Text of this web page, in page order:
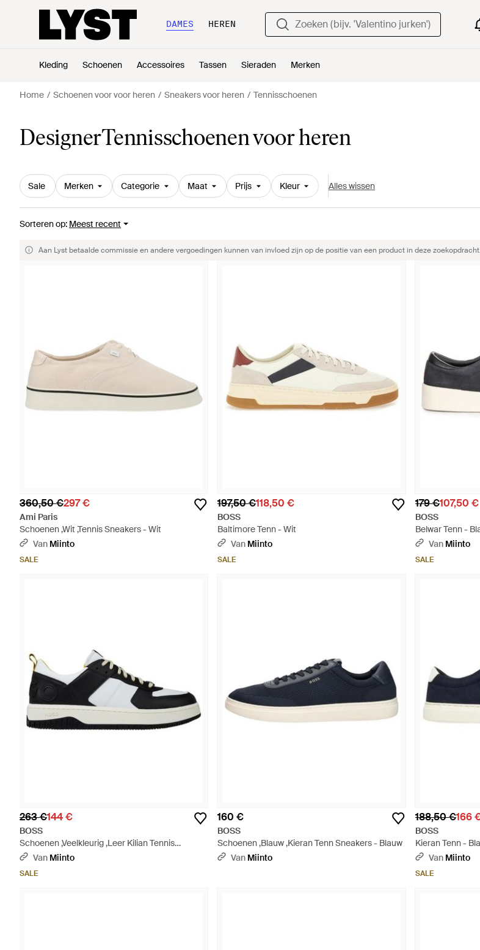
DAMES HEREN
Kleding Schoenen Accessoires Tassen Sieraden Merken
Home Schoenen voor voor heren Sneakers voor heren Tennisschoenen
DesignerTennisschoenen voor heren
Sale Merken Categorie Maat Prijs Kleur Alles wissen
Sorteren op: Meest recent
Aan Lyst betaalde commissie en andere vergoedingen kunnen van invloed zijn op de positie van een product in deze
360,50 €297 €
Ami Paris
Schoenen ,Wit ,Tennis Sneakers - Wit
Van Miinto
SALE
197,50 €118,50 €
BOSS
Baltimore Tenn - Wit
Van Miinto
SALE
179 €107,50 €
BOSS
Belwar Tenn -
Van Miinto
SALE
263 €144 €
BOSS
Schoenen ,Veelkleurig ,Leer Kilian Tennis
Sneakers - Zwart
Van Miinto
SALE
160 €
BOSS
Schoenen ,Blauw ,Kieran Tenn Sneakers - Blauw
Van Miinto
188,50 €166
BOSS
Kieran Tenn -
Van Miinto
SALE